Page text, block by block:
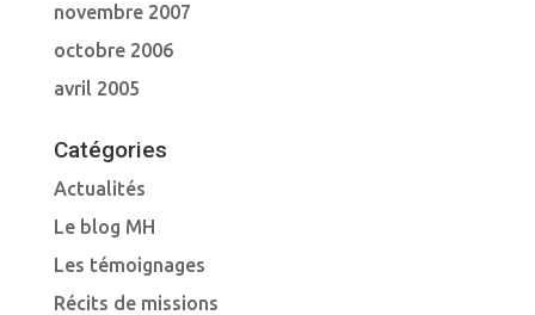
novembre 2007
octobre 2006
avril 2005
Catégories
Actualités
Le blog MH
Les témoignages
Récits de missions